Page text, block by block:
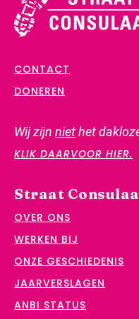
CONTACT
DONEREN
Wij zijn niethet
KLIK DAARVOOR HIER.
Straat
OVER ONS
WERKEN BIJ
ONZE GESCHIEDENIS
JAARVERSLAGEN
ANBI STATUS